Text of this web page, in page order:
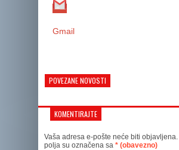
Gmail
POVEZANE NOVOSTI
KOMENTIRAJTE
Vaša adresa e-pošte neće biti objavljena.
polja su označena sa * (obavezno)